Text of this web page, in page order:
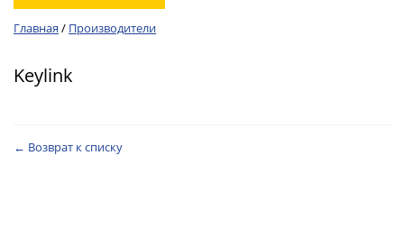
Главная / Производители
Keylink
← Возврат к списку